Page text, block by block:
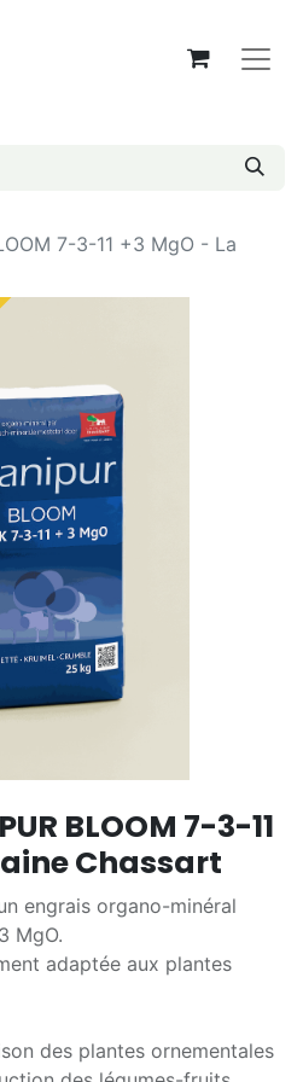
7-3-11 +3 MgO - La
BLOOM 7-3-11
Chassart
engrais organo-minéral
MgO.
adaptée aux plantes
des plantes ornementales